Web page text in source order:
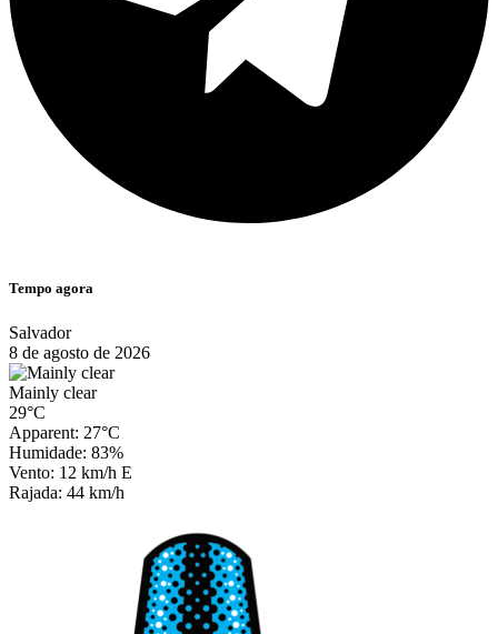
Tempo agora
Salvador
8 de agosto de 2026
Mainly clear
29°C
Apparent: 27°C
Humidade: 83%
Vento: 12 km/h E
Rajada: 44 km/h